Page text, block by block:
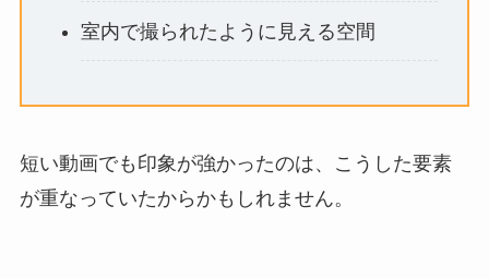
室内で撮られたように見える空間
短い動画でも印象が強かったのは、こうした要素
が重なっていたからかもしれません。